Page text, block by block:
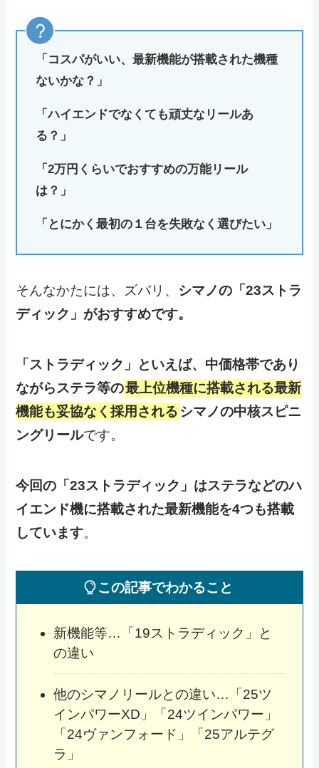
「コスパがいい、最新機能が搭載された機種
ないかな？」
「ハイエンドでなくても頑丈なリールあ
る？」
「2万円くらいでおすすめの万能リール
は？」
「とにかく最初の１台を失敗なく選びたい」
そんなかたには、ズバリ、 シマノの「23ストラ
ディック」がおすすめです。
「ストラディック」といえば、中価格帯であり
ながらステラ等の最上位機種に搭載される最新
機能も妥協なく採用される シマノの中核スピニ
ングリールです。
今回の「23ストラディック」はステラなどのハ
イエンド機に搭載された最新機能を4つも搭載
しています。
この記事でわかること
新機能等…「19ストラディック」と
の違い
他のシマノリールとの違い…「25ツ
インパワーXD」「24ツインパワー」
「24ヴァンフォード」「25アルテグ
ラ」